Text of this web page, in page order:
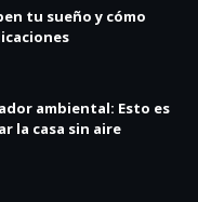
tu sueño y cómo
ambiental: Esto es
la casa sin aire